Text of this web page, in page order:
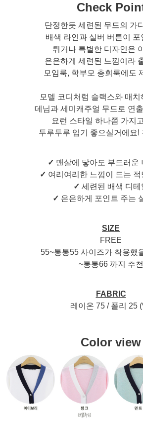
Check
단정한듯 세련된 무드의 가
배색 라인과 실버 버튼이 포
튀거나 특별한 디자인은
은은하게 세련된 느낌이라
모임룩, 학부모 총회룩에도
모델 코디처럼 슬랙스와 매치
데님과 세미캐주얼 무드로 연
요런 스타일 하나쯤 가지
두루두루 입기 좋으실거에요!
✓ 맨살에 닿아도 부드러운
✓ 여리여리한 느낌이 드는 적
✓ 세련된 배색 디테
✓ 은은하게 포인트 주는
SIZE
FREE
55~통통55 사이즈가 착용했
~통통66 까지 추천
FABRIC
레이온 75 / 폴리 25
Color view